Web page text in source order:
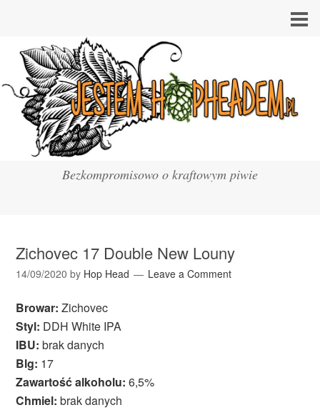
Bezkompromisowo o kraftowym piwie
Zichovec 17 Double New Louny
14/09/2020 by Hop Head Leave a Comment
Browar: Zichovec
Styl: DDH White IPA
IBU: brak danych
Blg: 17
Zawartość alkoholu: 6,5%
Chmiel: brak danych